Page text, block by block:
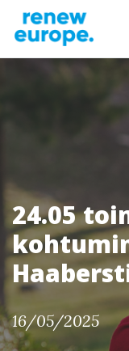
24.05
16/05/2025